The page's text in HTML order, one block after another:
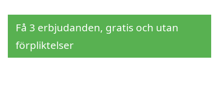
Få 3 erbjudanden, gratis och utan
förpliktelser